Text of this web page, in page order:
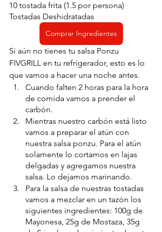
10 tostada frita (1.5 por persona)
Tostadas Deshidratadas
Comprar Ingredientes
Si aún no tienes tu salsa Ponzu
FIVGRILL en tu refrigerador, esto es lo
que vamos a hacer una noche antes.
Cuando falten 2 horas para la hora
de comida vamos a prender el
carbón.
Mientras nuestro carbón está listo
vamos a preparar el atún con
nuestra salsa ponzu. Para el atún
solamente lo cortamos en lajas
delgadas y agregamos nuestra
salsa. Lo dejamos marinando.
Para la salsa de nuestras tostadas
vamos a mezclar en un tazón los
siguientes ingredientes: 100g de
Mayonesa, 25g de Mostaza, 35g